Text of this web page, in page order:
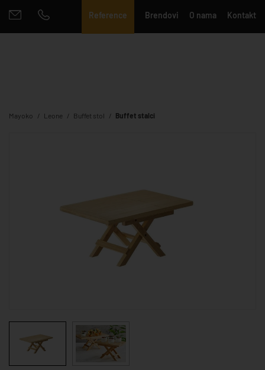
Reference Brendovi O nama Kontakt
Mayoko Leone Buffet stol Buffet stalci